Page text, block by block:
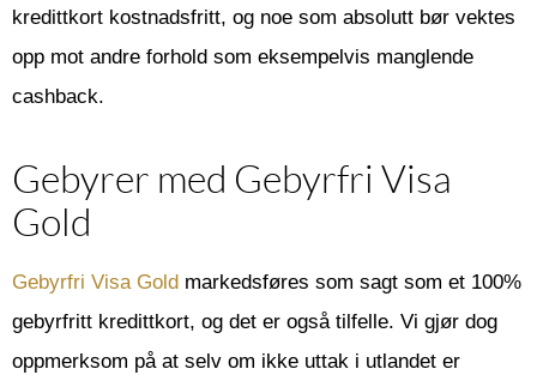
kredittkort kostnadsfritt, og noe som absolutt bør vektes
opp mot andre forhold som eksempelvis manglende
cashback.
Gebyrer med Gebyrfri Visa
Gold
Gebyrfri Visa Gold markedsføres som sagt som et 100%
gebyrfritt kredittkort, og det er også tilfelle. Vi gjør dog
oppmerksom på at selv om ikke uttak i utlandet er